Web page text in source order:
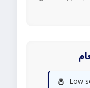
🧂 Low